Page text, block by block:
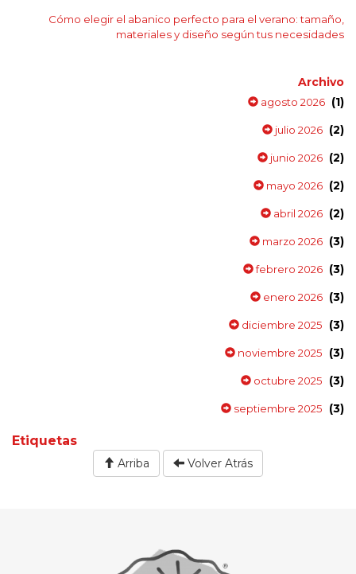
Cómo elegir el abanico perfecto para el verano: tamaño,
materiales y diseño según tus necesidades
Archivo
agosto 2026 (1)
julio 2026 (2)
junio 2026 (2)
mayo 2026 (2)
abril 2026 (2)
marzo 2026 (3)
febrero 2026 (3)
enero 2026 (3)
diciembre 2025 (3)
noviembre 2025 (3)
octubre 2025 (3)
septiembre 2025 (3)
Etiquetas
Arriba Volver Atrás